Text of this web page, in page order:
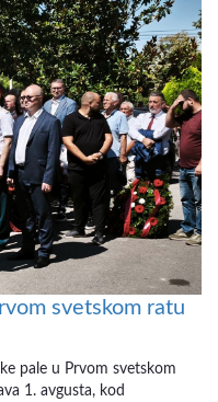
svetskom ratu
pale u Prvom svetskom
1. avgusta, kod